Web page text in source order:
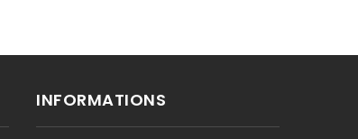
INFORMATIONS